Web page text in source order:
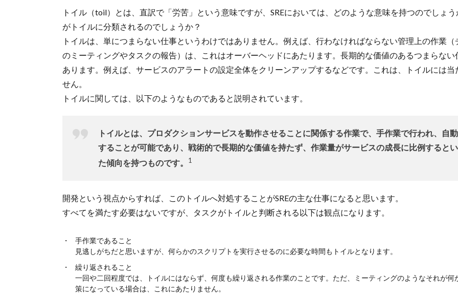
トイル（toil）とは、直訳で「労苦」という意味ですが、SREにおいては、どのような意味を持つのでしょ
がトイルに分類されるのでしょうか？
トイルは、単につまらない仕事というわけではありません。例えば、行わなければならない管理上の作業（
のミーティングやタスクの報告）は、これはオーバーヘッドにあたります。長期的な価値のあるつまらない
あります。例えば、サービスのアラートの設定全体をクリーンアップするなどです。これは、トイルには当
せん。
トイルに関しては、以下のようなものであると説明されています。
トイルとは、プロダクションサービスを動作させることに関係する作業で、手作業で行われ、自
することが可能であり、戦術的で長期的な価値を持たず、作業量がサービスの成長に比例すると
た傾向を持つものです。
1
開発という視点からすれば、このトイルへ対処することがSREの主な仕事になると思います。
すべてを満たす必要はないですが、タスクがトイルと判断される以下は観点になります。
手作業であること
見逃しがちだと思いますが、何らかのスクリプトを実行させるのに必要な時間もトイルとなります。
繰り返されること
一回や二回程度では、トイルにはならず、何度も繰り返される作業のことです。ただ、ミーティングのようなそれが何
策になっている場合は、これにあたりません。